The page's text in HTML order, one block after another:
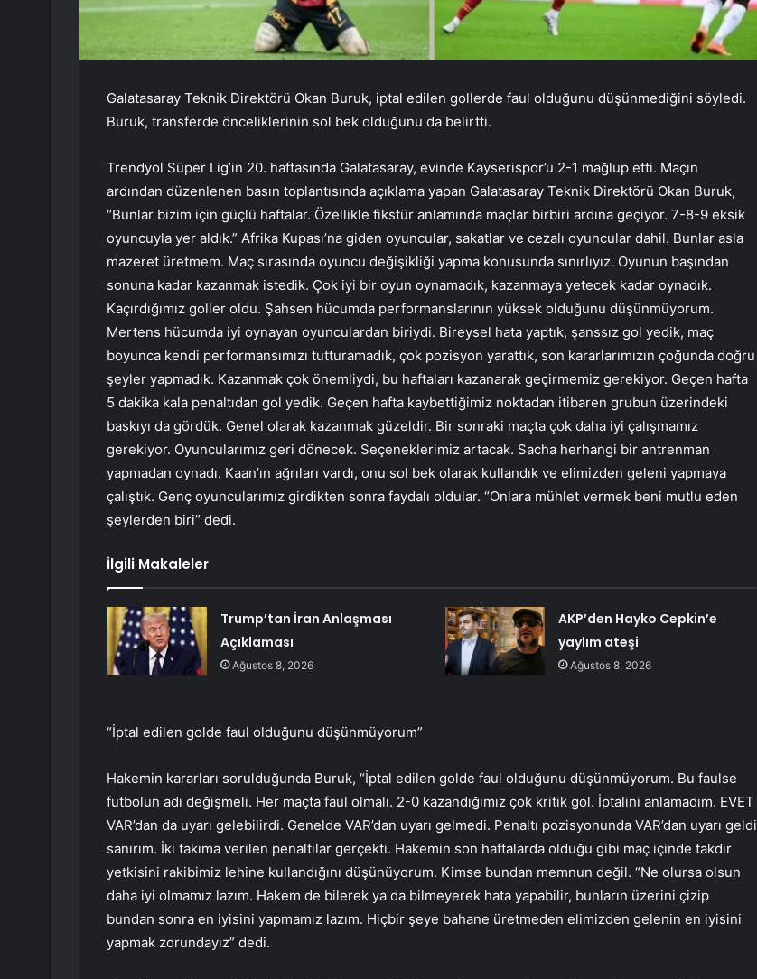
Galatasaray Teknik Direktörü Okan Buruk, iptal edilen gollerde faul olduğunu düşünmediğini söyledi.
Buruk, transferde önceliklerinin sol bek olduğunu da belirtti.
Trendyol Süper Lig’in 20. haftasında Galatasaray, evinde Kayserispor’u 2-1 mağlup etti. Maçın
ardından düzenlenen basın toplantısında açıklama yapan Galatasaray Teknik Direktörü Okan Buruk,
“Bunlar bizim için güçlü haftalar. Özellikle fikstür anlamında maçlar birbiri ardına geçiyor. 7-8-9 eksik
oyuncuyla yer aldık.” Afrika Kupası’na giden oyuncular, sakatlar ve cezalı oyuncular dahil. Bunlar asla
mazeret üretmem. Maç sırasında oyuncu değişikliği yapma konusunda sınırlıyız. Oyunun başından
sonuna kadar kazanmak istedik. Çok iyi bir oyun oynamadık, kazanmaya yetecek kadar oynadık.
Kaçırdığımız goller oldu. Şahsen hücumda performanslarının yüksek olduğunu düşünmüyorum.
Mertens hücumda iyi oynayan oyunculardan biriydi. Bireysel hata yaptık, şanssız gol yedik, maç
boyunca kendi performansımızı tutturamadık, çok pozisyon yarattık, son kararlarımızın çoğunda doğru
şeyler yapmadık. Kazanmak çok önemliydi, bu haftaları kazanarak geçirmemiz gerekiyor. Geçen hafta
5 dakika kala penaltıdan gol yedik. Geçen hafta kaybettiğimiz noktadan itibaren grubun üzerindeki
baskıyı da gördük. Genel olarak kazanmak güzeldir. Bir sonraki maçta çok daha iyi çalışmamız
gerekiyor. Oyuncularımız geri dönecek. Seçeneklerimiz artacak. Sacha herhangi bir antrenman
yapmadan oynadı. Kaan’ın ağrıları vardı, onu sol bek olarak kullandık ve elimizden geleni yapmaya
çalıştık. Genç oyuncularımız girdikten sonra faydalı oldular. “Onlara mühlet vermek beni mutlu eden
şeylerden biri” dedi.
İlgili Makaleler
Trump’tan İran Anlaşması
Açıklaması
Ağustos 8, 2026
AKP’den Hayko Cepkin’e
yaylım ateşi
Ağustos 8, 2026
“İptal edilen golde faul olduğunu düşünmüyorum”
Hakemin kararları sorulduğunda Buruk, “İptal edilen golde faul olduğunu düşünmüyorum. Bu faulse
futbolun adı değişmeli. Her maçta faul olmalı. 2-0 kazandığımız çok kritik gol. İptalini anlamadım. EVET
VAR’dan da uyarı gelebilirdi. Genelde VAR’dan uyarı gelmedi. Penaltı pozisyonunda VAR’dan uyarı geldi
sanırım. İki takıma verilen penaltılar gerçekti. Hakemin son haftalarda olduğu gibi maç içinde takdir
yetkisini rakibimiz lehine kullandığını düşünüyorum. Kimse bundan memnun değil. “Ne olursa olsun
daha iyi olmamız lazım. Hakem de bilerek ya da bilmeyerek hata yapabilir, bunların üzerini çizip
bundan sonra en iyisini yapmamız lazım. Hiçbir şeye bahane üretmeden elimizden gelenin en iyisini
yapmak zorundayız” dedi.